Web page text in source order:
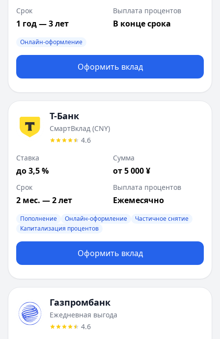
Срок
1 год — 3 лет
Выплата процентов
В конце срока
Онлайн-оформление
Оформить вклад
Т-Банк
СмартВклад (CNY)
4.6
Ставка
до 3,5 %
Сумма
от 5 000 ¥
Срок
2 мес. — 2 лет
Выплата процентов
Ежемесячно
Пополнение Онлайн-оформление
Частичное снятие
Капитализация процентов
Оформить вклад
Газпромбанк
Ежедневная выгода
4.6